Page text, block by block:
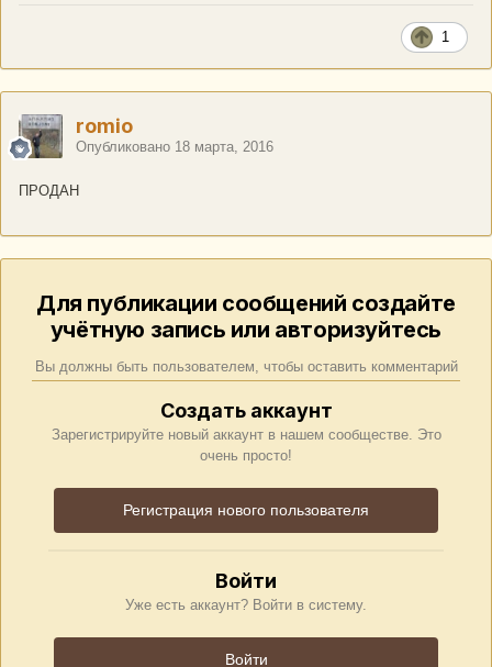
1
romio
Опубликовано 18 марта, 2016
ПРОДАН
Для публикации сообщений создайте
учётную запись или авторизуйтесь
Вы должны быть пользователем, чтобы оставить комментарий
Создать аккаунт
Зарегистрируйте новый аккаунт в нашем сообществе. Это
очень просто!
Регистрация нового пользователя
Войти
Уже есть аккаунт? Войти в систему.
Войти